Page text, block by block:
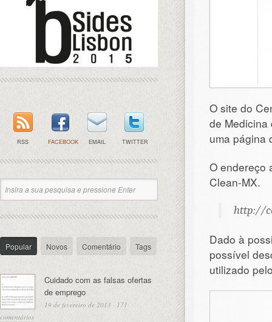
O site do
de
uma página
O endereço
Clean-MX.
http://
Dado à
possível
utilizado
RSS FACEBOOK EMAIL TWITTER
Popular Novos Comentário Tags
Cuidado com as falsas ofertas
de emprego
19 de fevereiro de 2013 · 171
comentários